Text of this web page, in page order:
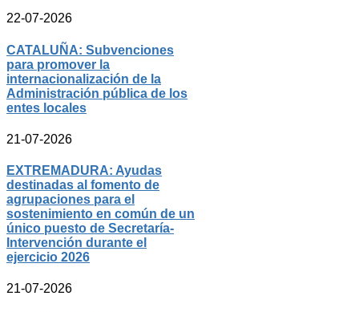
22-07-2026
CATALUÑA: Subvenciones
para promover la
internacionalización de la
Administración pública de los
entes locales
21-07-2026
EXTREMADURA: Ayudas
destinadas al fomento de
agrupaciones para el
sostenimiento en común de un
único puesto de Secretaría-
Intervención durante el
ejercicio 2026
21-07-2026